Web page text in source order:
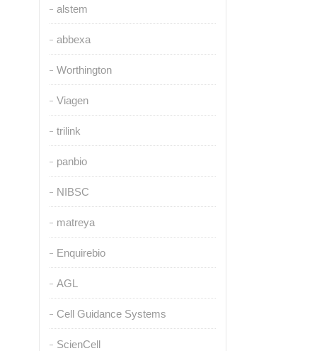
alstem
abbexa
Worthington
Viagen
trilink
panbio
NIBSC
matreya
Enquirebio
AGL
Cell Guidance Systems
ScienCell